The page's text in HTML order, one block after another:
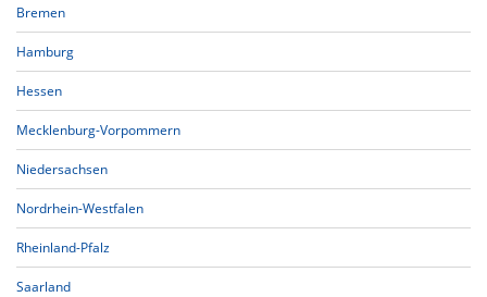
Bremen
Hamburg
Hessen
Mecklenburg-Vorpommern
Niedersachsen
Nordrhein-Westfalen
Rheinland-Pfalz
Saarland